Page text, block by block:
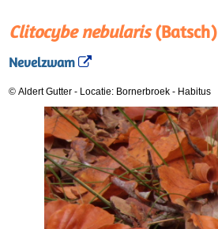
Clitocybe nebularis(Batsch)
Nevelzwam
© Aldert Gutter - Locatie: Bornerbroek - Habitus